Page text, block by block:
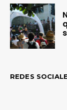
REDES